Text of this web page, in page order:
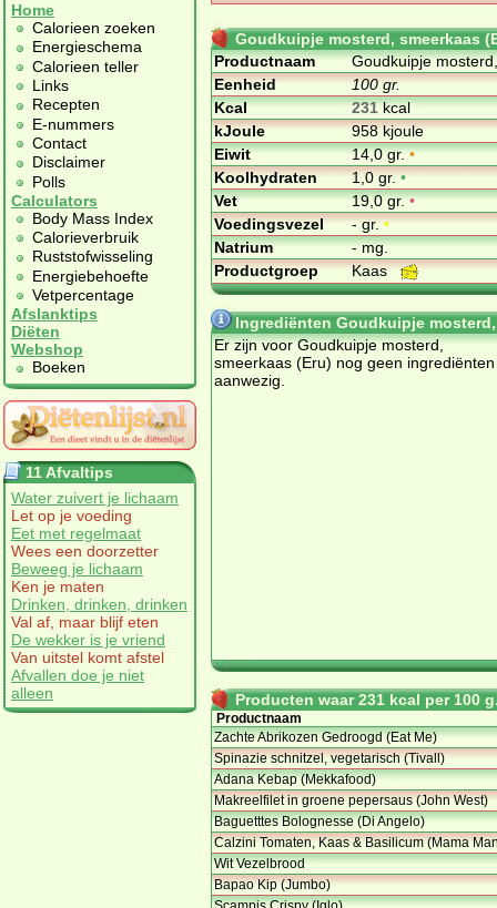
Home
Calorieen zoeken
Energieschema
Calorieen teller
Links
Recepten
E-nummers
Contact
Disclaimer
Polls
Calculators
Body Mass Index
Calorieverbruik
Ruststofwisseling
Energiebehoefte
Vetpercentage
Afslanktips
Diëten
Webshop
Boeken
11 Afvaltips
Water zuivert je lichaam
Let op je voeding
Eet met regelmaat
Wees een doorzetter
Beweeg je lichaam
Ken je maten
Drinken, drinken, drinken
Val af, maar blijf eten
De wekker is je vriend
Van uitstel komt afstel
Afvallen doe je niet
alleen
Goudkuipje mosterd, smeerkaas
Productnaam
Goudkuipje
Eenheid
100 gr.
Kcal
231kcal
kJoule
958 kjoule
Eiwit
14,0 gr.•
Koolhydraten
1,0 gr.•
Vet
19,0 gr.•
Voedingsvezel
- gr.•
Natrium
- mg.
Productgroep
Kaas
Ingrediënten Goudkuipje
Er zijn voor Goudkuipje mosterd,
smeerkaas (Eru) nog geen ingrediënten
aanwezig.
Producten waar 231 kcal per 100
Productnaam
Zachte Abrikozen Gedroogd (Eat Me)
Spinazie schnitzel, vegetarisch (Tivall)
Adana Kebap (Mekkafood)
Makreelfilet in groene pepersaus (John West)
Baguetttes Bolognesse (Di Angelo)
Calzini Tomaten, Kaas & Basilicum (Mama
Wit Vezelbrood
Bapao Kip (Jumbo)